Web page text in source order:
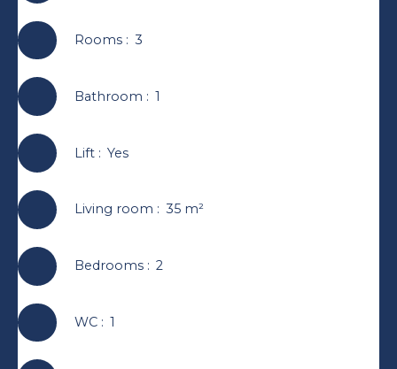
Rooms: 3
Bathroom : 1
Lift: Yes
Living room : 35 m²
Bedrooms: 2
WC: 1